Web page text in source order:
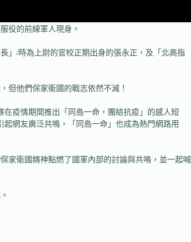
役的前線軍人現身。
」/時為上尉的官校正期出身的張永正，及「北高指
但他們保家衛國的戰志依然不滅！
在疫情期間推出「同島一命，團結抗疫」的感人短
網友廣泛共鳴，「同島一命」也成為熱門網路用
家衛國精神點燃了國軍內部的討論與共鳴，並一起喊